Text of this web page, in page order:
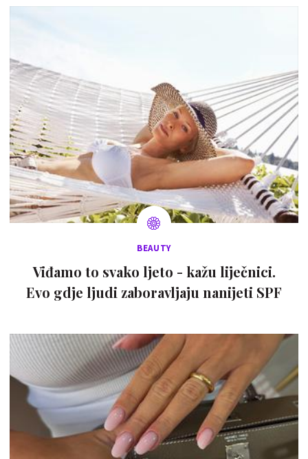
BEAUTY
Viđamo to svako ljeto - kažu liječnici.
Evo gdje ljudi zaboravljaju nanijeti SPF